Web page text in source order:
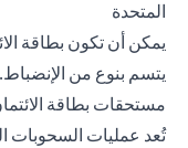
المتحدة
يمكن أن تكون بطاقة
يتسم بنوع من
مستحقات بطاقة
تُعد عمليات السحوبات